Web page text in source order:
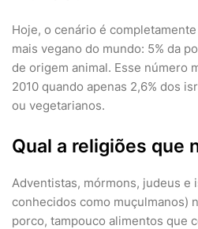
Hoje, o cenário é
mais vegano do mundo: 5% da
de origem animal. Esse número
2010 quando apenas 2,6% dos
ou vegetarianos.
Qual a religiões que
Adventistas, mórmons, judeus e
conhecidos como muçulmanos)
porco, tampouco alimentos que